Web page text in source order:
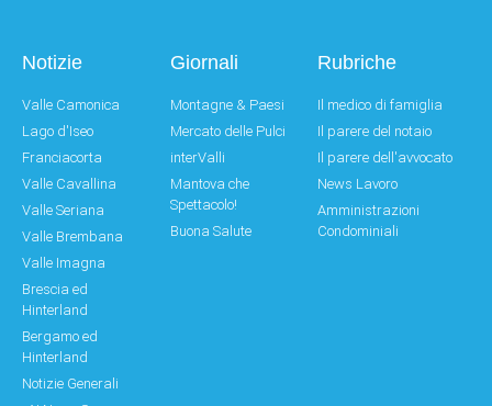
Notizie
Valle Camonica
Lago d'Iseo
Franciacorta
Valle Cavallina
Valle Seriana
Valle Brembana
Valle Imagna
Brescia ed
Hinterland
Bergamo ed
Hinterland
Notizie Generali
Giornali
Montagne & Paesi
Mercato delle Pulci
interValli
Mantova che
Spettacolo!
Buona Salute
Rubriche
Il medico di famiglia
Il parere del notaio
Il parere dell'avvocato
News Lavoro
Amministrazioni
Condominiali